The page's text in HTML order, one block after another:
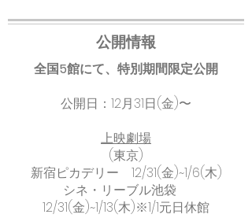
公開情報
全国5館にて、特別期間限定公開
公開日：12月31日(金)〜
上映劇場
(東京)
新宿ピカデリー 12/31(金)~1/6(木)
シネ・リーブル池袋
12/31(金)~1/13(木)※1/1元日休館